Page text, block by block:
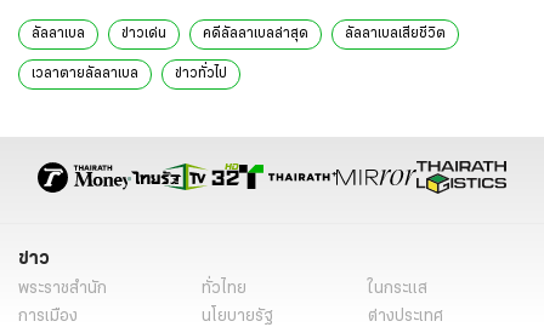
ลัลลาเบล ข่าวเด่น คดีลัลลาเบลล่าสุด ลัลลาเบลเสียชีวิต
เวลาตายลัลลาเบล ข่าวทั่วไป
ข่าว
พระราชสำนัก ทั่วไทย
ในกระแส
การเมือง
นโยบายรัฐ
ต่างประเทศ